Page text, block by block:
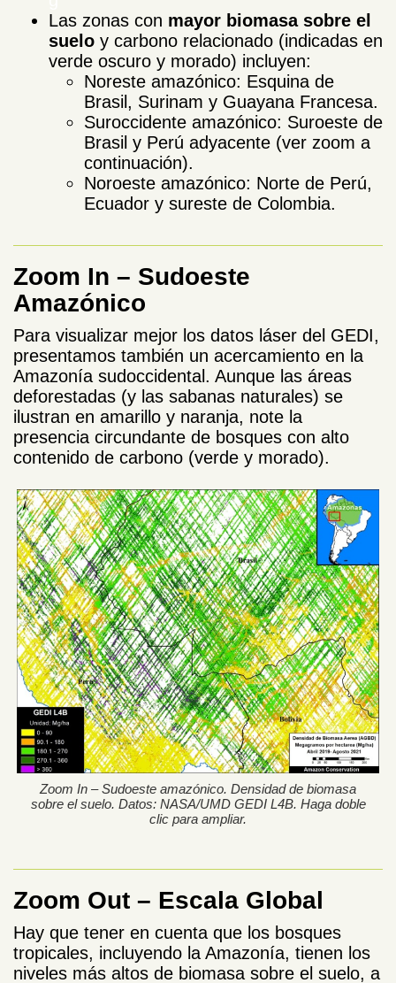
Las zonas con mayor biomasa sobre el
suelo y carbono relacionado (indicadas en
verde oscuro y morado) incluyen:
Noreste amazónico: Esquina de
Brasil, Surinam y Guayana Francesa.
Suroccidente amazónico: Suroeste de
Brasil y Perú adyacente (ver zoom a
continuación).
Noroeste amazónico: Norte de Perú,
Ecuador y sureste de Colombia.
Zoom In – Sudoeste
Amazónico
Para visualizar mejor los datos láser del GEDI,
presentamos también un acercamiento en la
Amazonía sudoccidental. Aunque las áreas
deforestadas (y las sabanas naturales) se
ilustran en amarillo y naranja, note la
presencia circundante de bosques con alto
contenido de carbono (verde y morado).
Zoom In – Sudoeste amazónico. Densidad de biomasa
sobre el suelo. Datos: NASA/UMD GEDI L4B. Haga doble
clic para ampliar.
Zoom Out – Escala Global
Hay que tener en cuenta que los bosques
tropicales, incluyendo la Amazonía, tienen los
niveles más altos de biomasa sobre el suelo, a